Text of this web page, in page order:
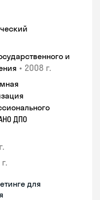
и
• 2008 г.
ДПО
для